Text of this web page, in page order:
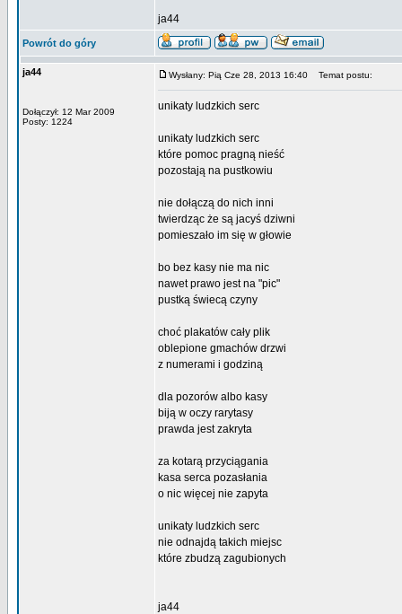
ja44
Powrót do góry
ja44
Dołączył: 12 Mar 2009
Posty: 1224
Wysłany: Pią Cze 28, 2013 16:40 Temat postu:
unikaty ludzkich serc
unikaty ludzkich serc
które pomoc pragną nieść
pozostają na pustkowiu
nie dołączą do nich inni
twierdząc że są jacyś dziwni
pomieszało im się w głowie
bo bez kasy nie ma nic
nawet prawo jest na "pic"
pustką świecą czyny
choć plakatów cały plik
oblepione gmachów drzwi
z numerami i godziną
dla pozorów albo kasy
biją w oczy rarytasy
prawda jest zakryta
za kotarą przyciągania
kasa serca pozasłania
o nic więcej nie zapyta
unikaty ludzkich serc
nie odnajdą takich miejsc
które zbudzą zagubionych
ja44